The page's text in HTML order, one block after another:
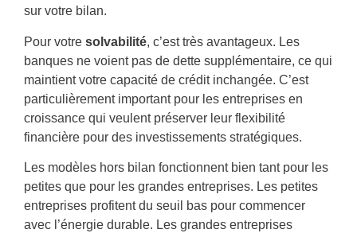
sur votre bilan.
Pour votre solvabilité, c’est très avantageux. Les
banques ne voient pas de dette supplémentaire, ce qui
maintient votre capacité de crédit inchangée. C’est
particulièrement important pour les entreprises en
croissance qui veulent préserver leur flexibilité
financière pour des investissements stratégiques.
Les modèles hors bilan fonctionnent bien tant pour les
petites que pour les grandes entreprises. Les petites
entreprises profitent du seuil bas pour commencer
avec l’énergie durable. Les grandes entreprises